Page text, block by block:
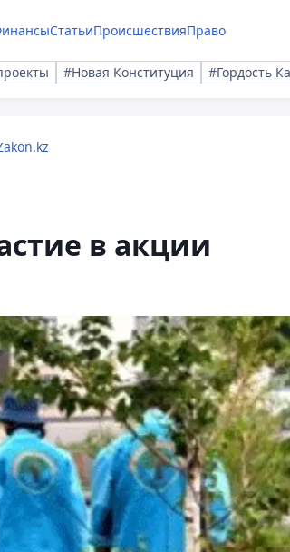
СтатьиПроисшествияПраво
#Новая Конституция #Гордость
в акции